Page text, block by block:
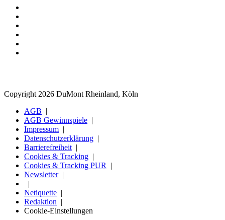
Copyright 2026 DuMont Rheinland, Köln
AGB
AGB Gewinnspiele
Impressum
Datenschutzerklärung
Barrierefreiheit
Cookies & Tracking
Cookies & Tracking PUR
Newsletter
Netiquette
Redaktion
Cookie-Einstellungen